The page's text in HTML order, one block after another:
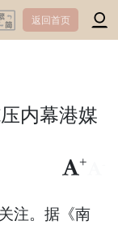
返回首页
内幕港媒
+
注。据《南